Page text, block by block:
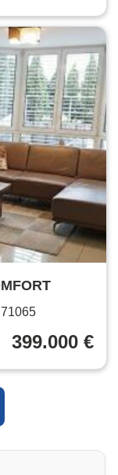
399.000 €